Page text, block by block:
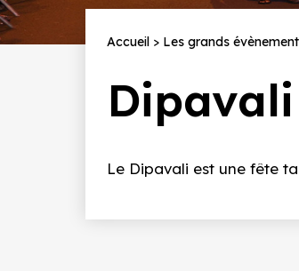
Fil
d'Ariane
Accueil Les grands
Dipavali
Le Dipavali est une fête